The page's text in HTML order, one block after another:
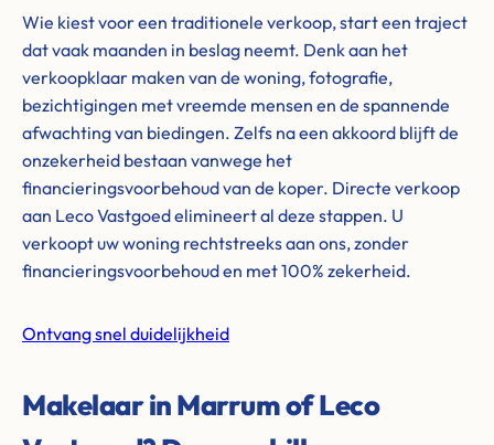
Wie kiest voor een traditionele verkoop, start een traject
dat vaak maanden in beslag neemt. Denk aan het
verkoopklaar maken van de woning, fotografie,
bezichtigingen met vreemde mensen en de spannende
afwachting van biedingen. Zelfs na een akkoord blijft de
onzekerheid bestaan vanwege het
financieringsvoorbehoud van de koper. Directe verkoop
aan Leco Vastgoed elimineert al deze stappen. U
verkoopt uw woning rechtstreeks aan ons, zonder
financieringsvoorbehoud en met 100% zekerheid.
Ontvang snel duidelijkheid
Makelaar in Marrum of Leco